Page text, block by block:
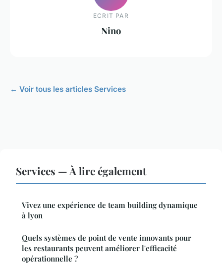
ECRIT PAR
Nino
← Voir tous les articles Services
Services — À lire également
Vivez une expérience de team building dynamique
à lyon
Quels systèmes de point de vente innovants pour
les restaurants peuvent améliorer l'efficacité
opérationnelle ?